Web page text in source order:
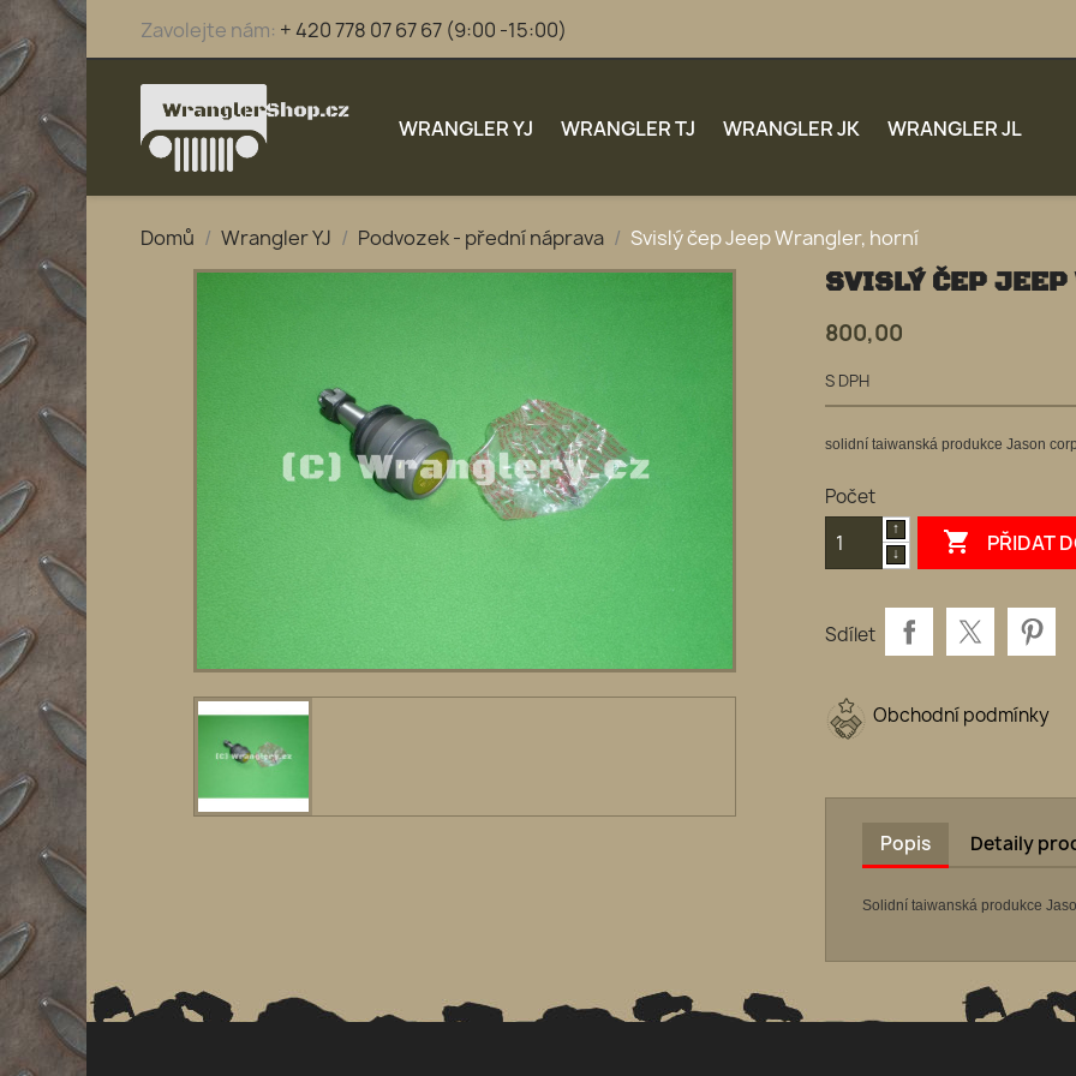
Zavolejte nám: + 420 778 07 67 67 (9:00 -15:00)
WRANGLER YJ WRANGLER TJ WRANGLER JK WRANGLER JL
Domů Wrangler YJ Podvozek - přední náprava Svislý čep Jeep Wrangler, horní
SVISLÝ ČEP JEEP
800,00
S DPH
solidní taiwanská produkce Jason
Počet
 PŘIDAT
Sdílet
Obchodní podmínky
Popis Detaily
Solidní taiwanská produkce